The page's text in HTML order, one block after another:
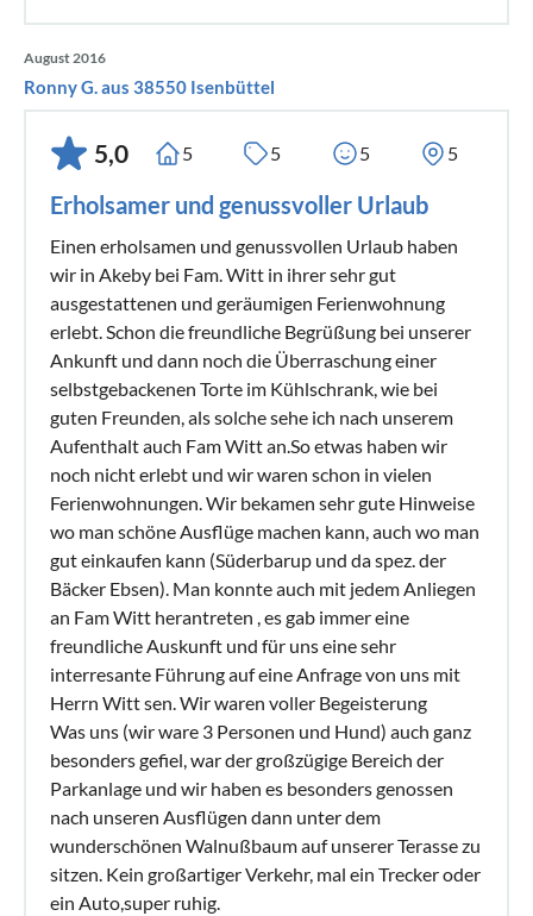
August 2016
Ronny G. aus 38550 Isenbüttel
5,0 5 5 5 5
Erholsamer und genussvoller Urlaub
Einen erholsamen und genussvollen Urlaub haben
wir in Akeby bei Fam. Witt in ihrer sehr gut
ausgestattenen und geräumigen Ferienwohnung
erlebt. Schon die freundliche Begrüßung bei unserer
Ankunft und dann noch die Überraschung einer
selbstgebackenen Torte im Kühlschrank, wie bei
guten Freunden, als solche sehe ich nach unserem
Aufenthalt auch Fam Witt an.So etwas haben wir
noch nicht erlebt und wir waren schon in vielen
Ferienwohnungen. Wir bekamen sehr gute Hinweise
wo man schöne Ausflüge machen kann, auch wo man
gut einkaufen kann (Süderbarup und da spez. der
Bäcker Ebsen). Man konnte auch mit jedem Anliegen
an Fam Witt herantreten , es gab immer eine
freundliche Auskunft und für uns eine sehr
interresante Führung auf eine Anfrage von uns mit
Herrn Witt sen. Wir waren voller Begeisterung
Was uns (wir ware 3 Personen und Hund) auch ganz
besonders gefiel, war der großzügige Bereich der
Parkanlage und wir haben es besonders genossen
nach unseren Ausflügen dann unter dem
wunderschönen Walnußbaum auf unserer Terasse zu
sitzen. Kein großartiger Verkehr, mal ein Trecker oder
ein Auto,super ruhig.